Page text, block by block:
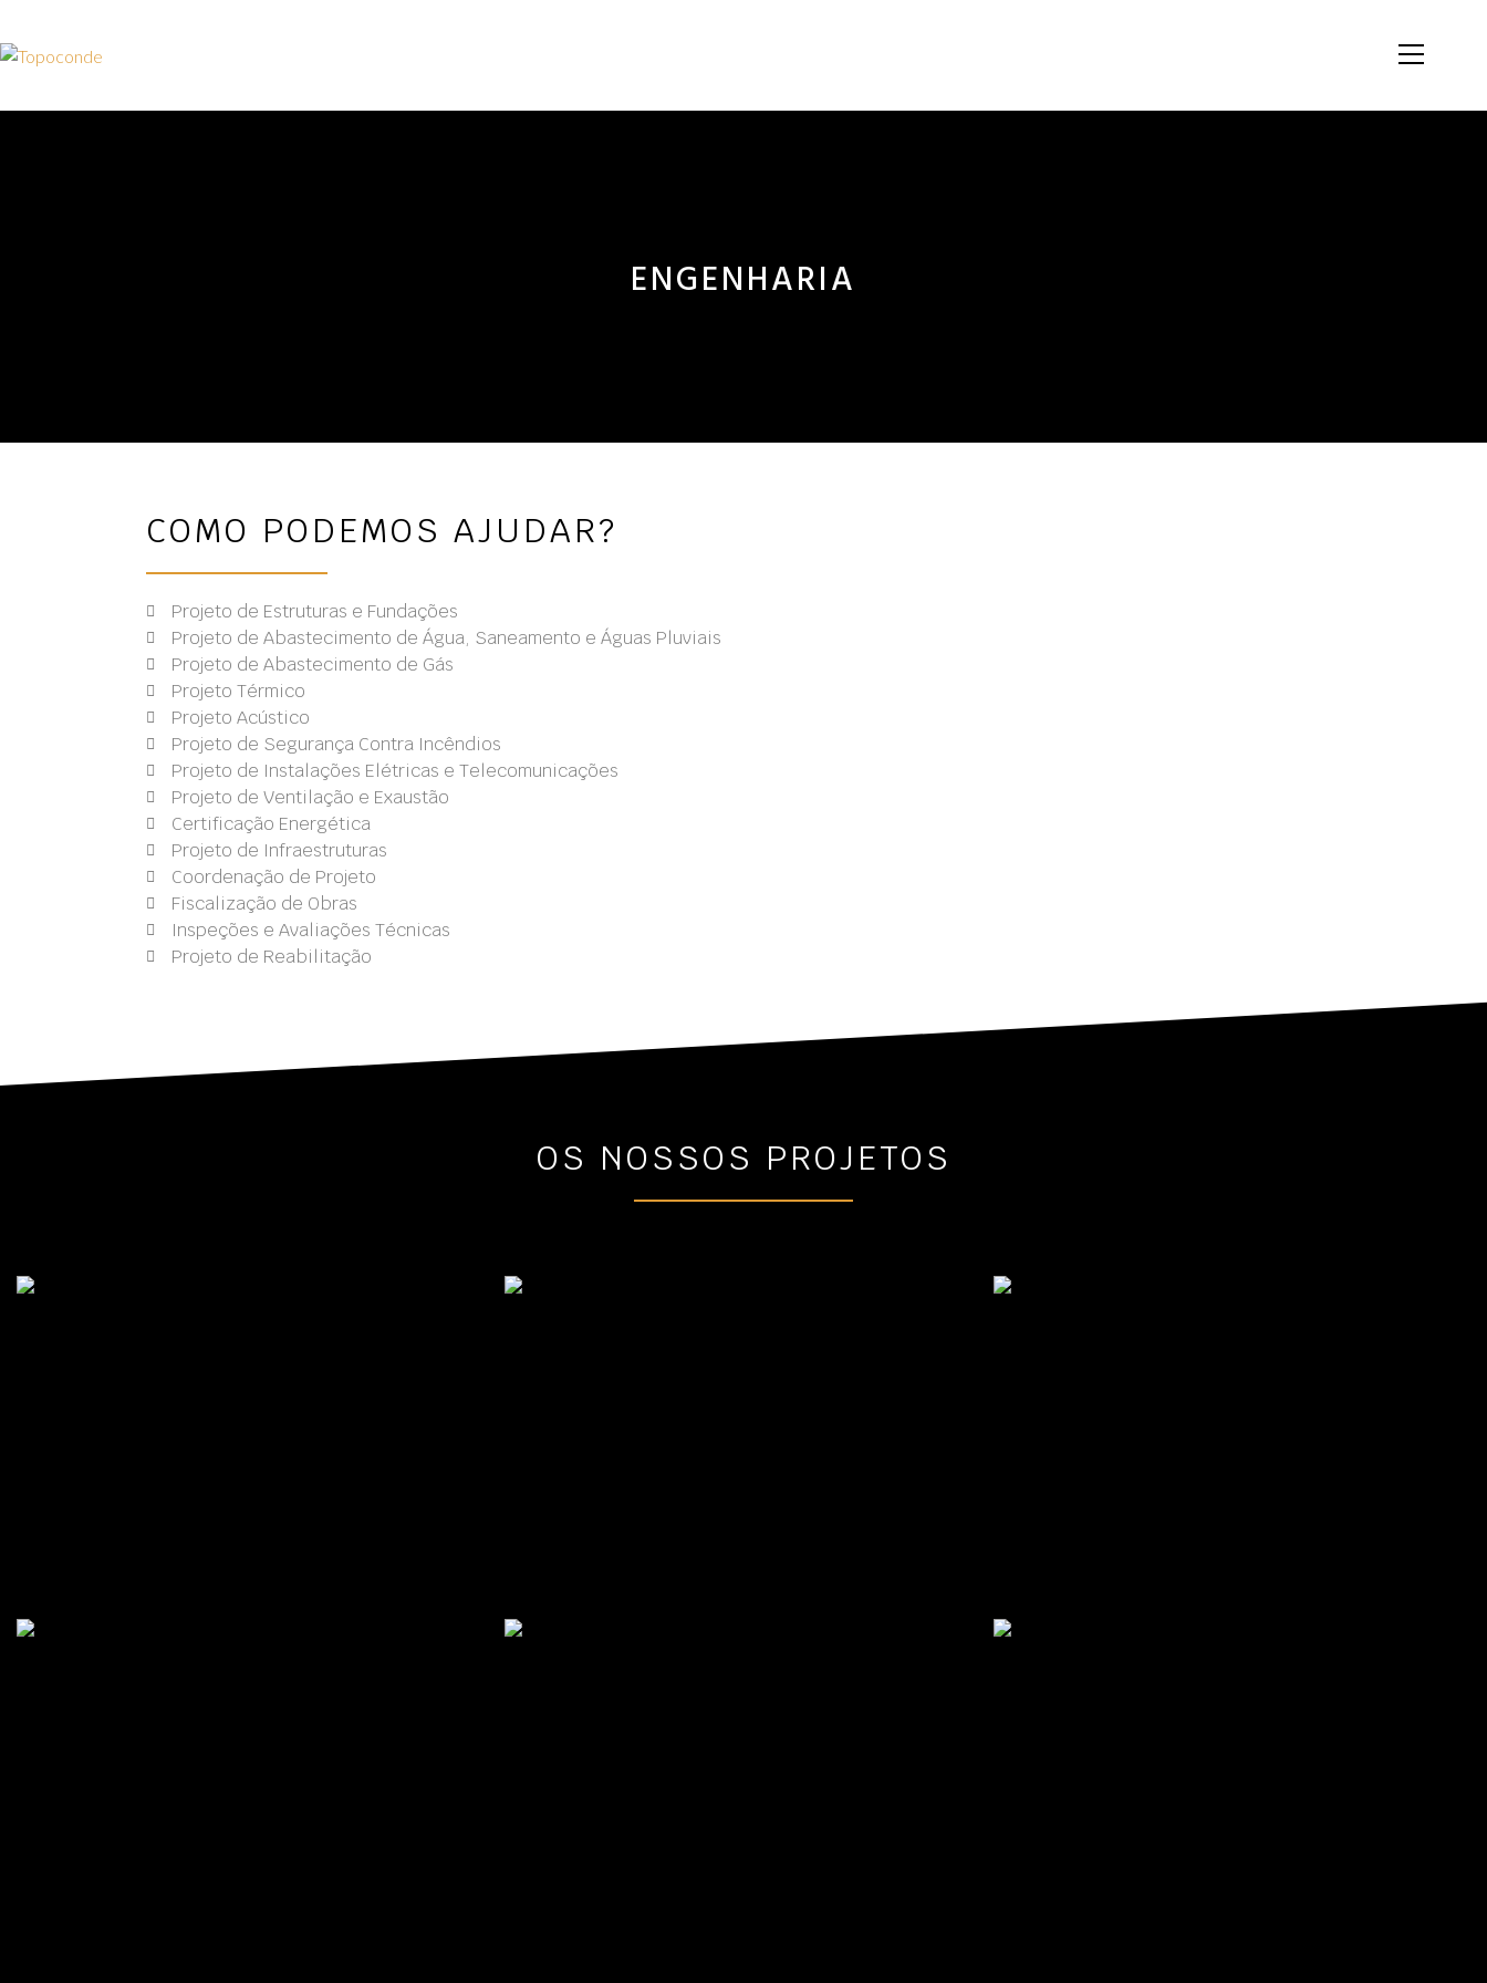
ENGENHARIA
COMO PODEMOS AJUDAR?
Projeto de Estruturas e Fundações
Projeto de Abastecimento de Água, Saneamento e Águas Pluviais
Projeto de Abastecimento de Gás
Projeto Térmico
Projeto Acústico
Projeto de Segurança Contra Incêndios
Projeto de Instalações Elétricas e Telecomunicações
Projeto de Ventilação e Exaustão
Certificação Energética
Projeto de Infraestruturas
Coordenação de Projeto
Fiscalização de Obras
Inspeções e Avaliações Técnicas
Projeto de Reabilitação
OS NOSSOS PROJETOS